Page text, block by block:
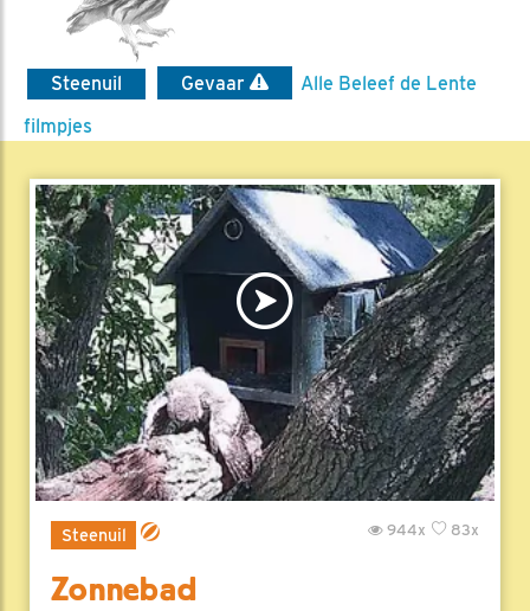
Steenuil Gevaar
Alle Beleef de Lente
filmpjes
Steenuil 83x
944x
Zonnebad